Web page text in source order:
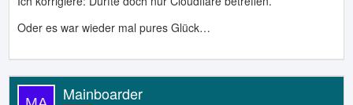
Oder es war wieder mal pures Glück…
Mainboarder